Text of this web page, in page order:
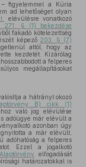
figyelemmel a Kúria
ad lehetőséget olyan
elévülésre vonatkozó
271. § (1) bekezdése
fakadó kötelezettség
képező 203. § (7)
attól, hogy az
kezdetét. Kizárólag
a felperes
megállapításokat
a hátrányt okozó
B) cikk (1)
való jog elévülése
adóügye már elévült a
azonban úgy
a már elévült,
adóhatóság a felperes
Ezzel a jogalkotó
Alaptörvény elfogadását
határozatokkal is